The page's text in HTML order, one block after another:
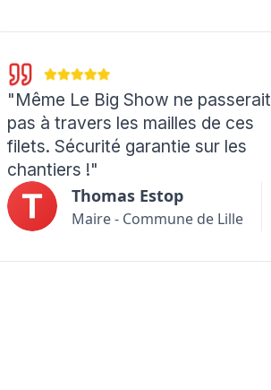
"Même Le Big Show ne passerait
pas à travers les mailles de ces
filets. Sécurité garantie sur les
chantiers !"
Thomas Estop
Maire - Commune de Lille